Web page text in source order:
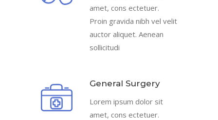
amet, cons ectetuer.
Proin gravida nibh vel velit
auctor aliquet. Aenean
sollicitudi
General Surgery
Lorem ipsum dolor sit
amet, cons ectetuer.